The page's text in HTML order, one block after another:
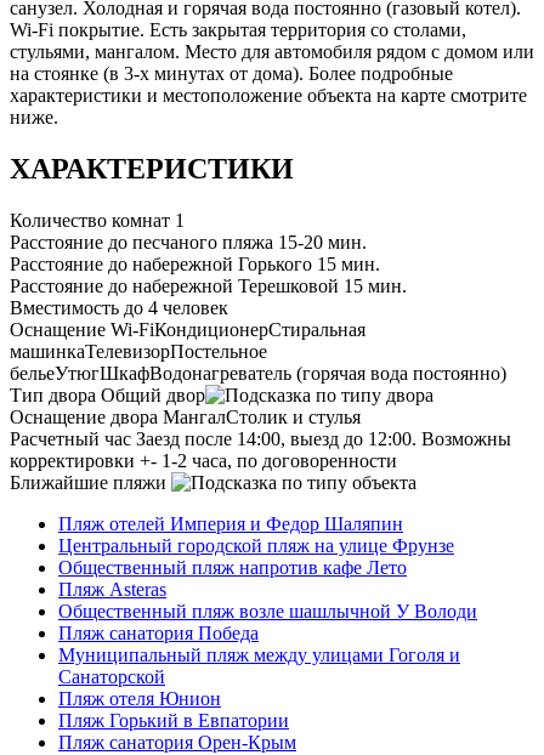
санузел. Холодная и горячая вода постоянно (газовый котел).
Wi-Fi покрытие. Есть закрытая территория со столами,
стульями, мангалом. Место для автомобиля рядом с домом или
на стоянке (в 3-х минутах от дома). Более подробные
характеристики и местоположение объекта на карте смотрите
ниже.
ХАРАКТЕРИСТИКИ
Количество комнат 1
Расстояние до песчаного пляжа 15-20 мин.
Расстояние до набережной Горького 15 мин.
Расстояние до набережной Терешковой 15 мин.
Вместимость до 4 человек
Оснащение Wi-FiКондиционерСтиральная
машинкаТелевизорПостельное
бельеУтюгШкафВодонагреватель (горячая вода постоянно)
Тип двора Общий двор
Оснащение двора МангалСтолик и стулья
Расчетный час Заезд после 14:00, выезд до 12:00. Возможны
корректировки +- 1-2 часа, по договоренности
Ближайшие пляжи
Пляж отелей Империя и Федор Шаляпин
Центральный городской пляж на улице Фрунзе
Общественный пляж напротив кафе Лето
Пляж Asteras
Общественный пляж возле шашлычной У Володи
Пляж санатория Победа
Муниципальный пляж между улицами Гоголя и
Санаторской
Пляж отеля Юнион
Пляж Горький в Евпатории
Пляж санатория Орен-Крым